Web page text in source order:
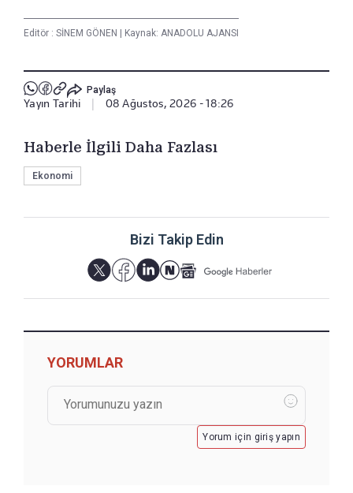
Editör : SİNEM GÖNEN Kaynak: ANADOLU AJANSI
Paylaş
Yayın Tarihi 08 Ağustos, 2026 - 18:26
Haberle İlgili Daha Fazlası
Ekonomi
Bizi Takip Edin
YORUMLAR
Yorum için giriş yapın